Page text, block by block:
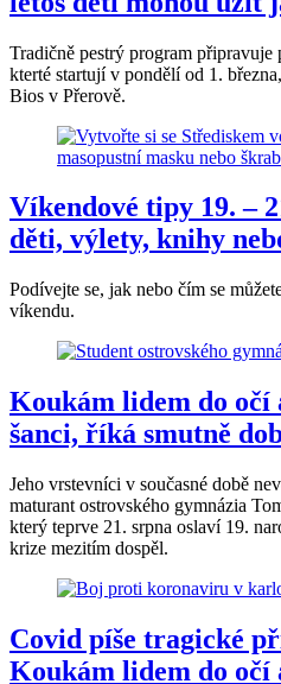
Tradičně pestrý program
kterté startují v pondělí od 1.
Bios v Přerově.
Víkendové tipy 19. –
děti, výlety, knihy
Podívejte se, jak nebo čím se
víkendu.
Koukám lidem do očí
šanci, říká smutně
Jeho vrstevníci v současné době
maturant ostrovského gymnázia
který teprve 21. srpna oslaví 19.
krize mezitím dospěl.
Covid píše tragické
Koukám lidem do očí